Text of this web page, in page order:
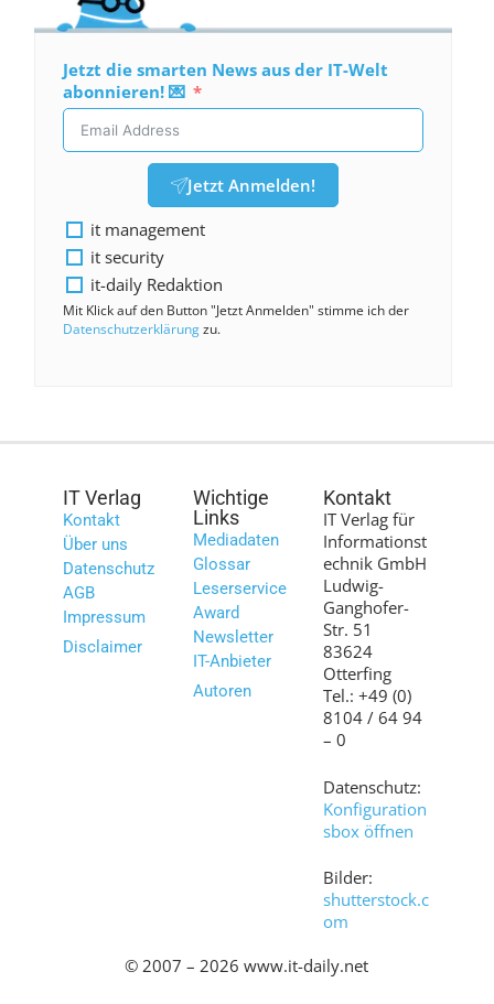
Jetzt die smarten News aus der IT-Welt
abonnieren! 💌
Jetzt Anmelden!
it management
it security
it-daily Redaktion
Mit Klick auf den Button "Jetzt Anmelden" stimme ich der
Datenschutzerklärungzu.
IT Verlag
Kontakt
Über uns
Datenschutz
AGB
Impressum
Disclaimer
Wichtige
Links
Mediadaten
Glossar
Leserservice
Award
Newsletter
IT-Anbieter
Autoren
Kontakt
IT Verlag für
Informationst
echnik GmbH
Ludwig-
Ganghofer-
Str. 51
83624
Otterfing
Tel.: +49 (0)
8104 / 64 94
– 0
Datenschutz:
Konfiguration
sbox öffnen
Bilder:
shutterstock.c
om
© 2007 – 2026 www.it-daily.net